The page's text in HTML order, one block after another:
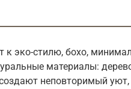
к эко-стилю, бохо,
материалы:
неповторимый